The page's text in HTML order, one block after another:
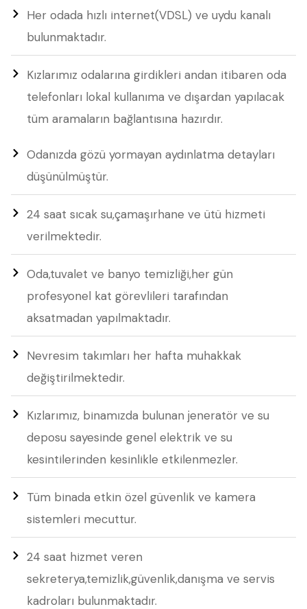
Her odada hızlı internet(VDSL) ve uydu kanalı
bulunmaktadır.
Kızlarımız odalarına girdikleri andan itibaren oda
telefonları lokal kullanıma ve dışardan yapılacak
tüm aramaların bağlantısına hazırdır.
Odanızda gözü yormayan aydınlatma detayları
düşünülmüştür.
24 saat sıcak su,çamaşırhane ve ütü hizmeti
verilmektedir.
Oda,tuvalet ve banyo temizliği,her gün
profesyonel kat görevlileri tarafından
aksatmadan yapılmaktadır.
Nevresim takımları her hafta muhakkak
değiştirilmektedir.
Kızlarımız, binamızda bulunan jeneratör ve su
deposu sayesinde genel elektrik ve su
kesintilerinden kesinlikle etkilenmezler.
Tüm binada etkin özel güvenlik ve kamera
sistemleri mecuttur.
24 saat hizmet veren
sekreterya,temizlik,güvenlik,danışma ve servis
kadroları bulunmaktadır.